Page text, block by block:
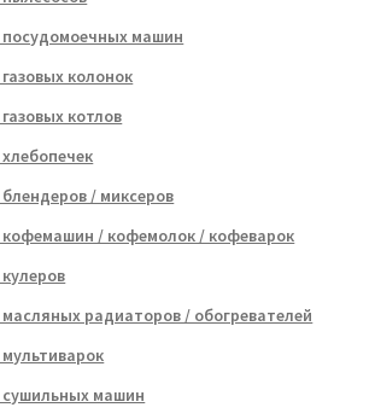
машин
колонок
котлов
/ миксеров
/ кофемолок / кофеварок
радиаторов / обогревателей
машин